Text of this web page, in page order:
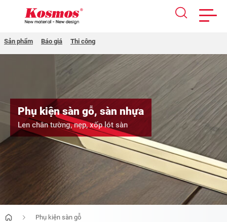
Skip
to
Sản phẩm Báo giá Thi công
Phụ kiện sàn gỗ, sàn nhựa
Len chân tường, nẹp, xốp lót sàn
Phụ kiện sàn gỗ